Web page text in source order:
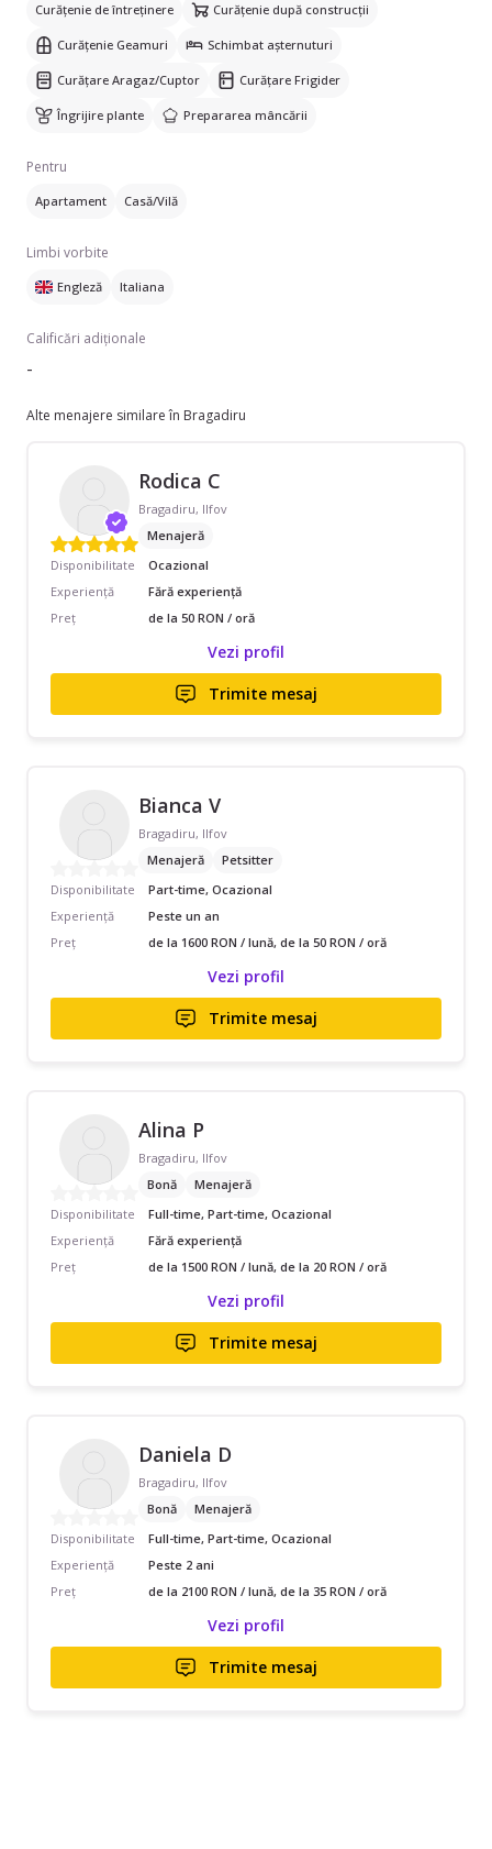
Curățenie de întreținere Curățenie după construcții
Curățenie Geamuri Schimbat așternuturi
Curățare Aragaz/Cuptor Curățare Frigider
Îngrijire plante Prepararea mâncării
Pentru
Apartament Casă/Vilă
Limbi vorbite
Engleză Italiana
Calificări adiționale
-
Alte menajere similare în Bragadiru
Rodica C
Bragadiru, Ilfov
Menajeră
Disponibilitate
Ocazional
Experiență
Fără experiență
Preț
de la 50 RON / oră
Vezi profil
Trimite mesaj
Bianca V
Bragadiru, Ilfov
Menajeră
Petsitter
Disponibilitate
Part-time, Ocazional
Experiență
Peste un an
Preț
de la 1600 RON / lună, de la 50 RON / oră
Vezi profil
Trimite mesaj
Alina P
Bragadiru, Ilfov
Bonă
Menajeră
Disponibilitate
Full-time, Part-time, Ocazional
Experiență
Fără experiență
Preț
de la 1500 RON / lună, de la 20 RON / oră
Vezi profil
Trimite mesaj
Daniela D
Bragadiru, Ilfov
Bonă
Menajeră
Disponibilitate
Full-time, Part-time, Ocazional
Experiență
Peste 2 ani
Preț
de la 2100 RON / lună, de la 35 RON / oră
Vezi profil
Trimite mesaj